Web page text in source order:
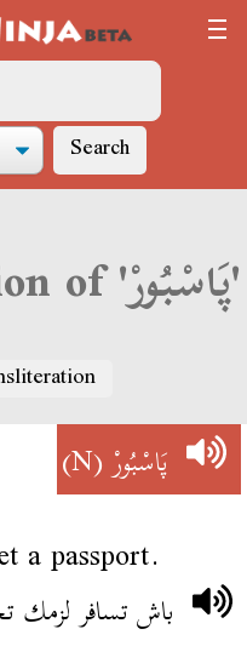
Search
Derja translation of 'پَاسْبُورْ'
پَاسْبُورْ(N)
a passport.
باش تسافر لزمك